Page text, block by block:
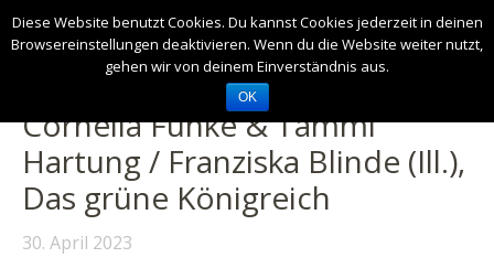
Cornelia Funke & Tammi
Hartung / Franziska Blinde (Ill.),
Das grüne Königreich
30. April 2023
Diese Website benutzt Cookies. Du kannst Cookies jederzeit in deinen
Browsereinstellungen deaktivieren. Wenn du die Website weiter nutzt,
gehen wir von deinem Einverständnis aus.
OK